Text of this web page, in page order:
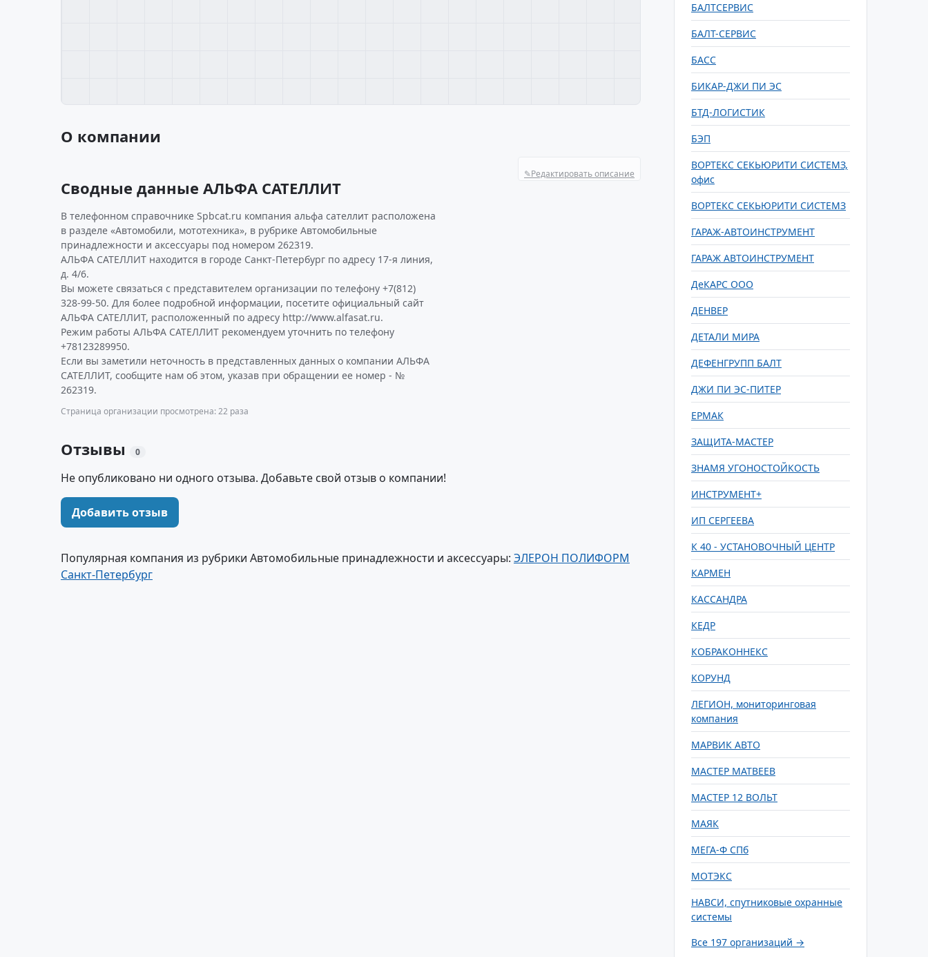
О компании
✎Редактировать описание
Сводные данные АЛЬФА САТЕЛЛИТ
В телефонном справочнике Spbcat.ru компания альфа сателлит расположена
в разделе «Автомобили, мототехника», в рубрике Автомобильные
принадлежности и аксессуары под номером 262319.
АЛЬФА САТЕЛЛИТ находится в городе Санкт-Петербург по адресу 17-я линия,
д. 4/6.
Вы можете связаться с представителем организации по телефону +7(812)
328-99-50. Для более подробной информации, посетите официальный сайт
АЛЬФА САТЕЛЛИТ, расположенный по адресу http://www.alfasat.ru.
Режим работы АЛЬФА САТЕЛЛИТ рекомендуем уточнить по телефону
+78123289950.
Если вы заметили неточность в представленных данных о компании АЛЬФА
САТЕЛЛИТ, сообщите нам об этом, указав при обращении ее номер - №
262319.
Страница организации просмотрена: 22 раза
Отзывы 0
Не опубликовано ни одного отзыва. Добавьте свой отзыв о компании!
Добавить отзыв
Популярная компания из рубрики Автомобильные принадлежности и аксессуары: ЭЛЕРОН ПОЛИФОРМ
Санкт-Петербург
БАЛТСЕРВИС
БАЛТ-СЕРВИС
БАСС
БИКАР-ДЖИ ПИ ЭС
БТД-ЛОГИСТИК
БЭП
ВОРТЕКС СЕКЬЮРИТИ СИСТЕМЗ,
офис
ВОРТЕКС СЕКЬЮРИТИ СИСТЕМЗ
ГАРАЖ-АВТОИНСТРУМЕНТ
ГАРАЖ АВТОИНСТРУМЕНТ
ДеКАРС ООО
ДЕНВЕР
ДЕТАЛИ МИРА
ДЕФЕНГРУПП БАЛТ
ДЖИ ПИ ЭС-ПИТЕР
ЕРМАК
ЗАЩИТА-МАСТЕР
ЗНАМЯ УГОНОСТОЙКОСТЬ
ИНСТРУМЕНТ+
ИП СЕРГЕЕВА
К 40 - УСТАНОВОЧНЫЙ ЦЕНТР
КАРМЕН
КАССАНДРА
КЕДР
КОБРАКОННЕКС
КОРУНД
ЛЕГИОН, мониторинговая
компания
МАРВИК АВТО
МАСТЕР МАТВЕЕВ
МАСТЕР 12 ВОЛЬТ
МАЯК
МЕГА-Ф СПб
МОТЭКС
НАВСИ, спутниковые охранные
системы
Все 197 организаций →